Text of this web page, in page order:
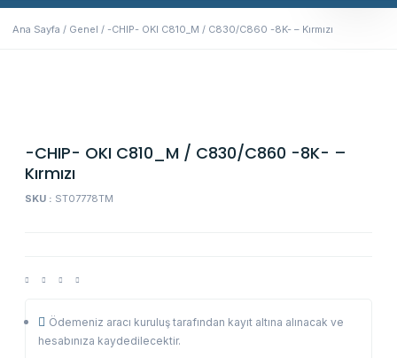
Ana Sayfa / Genel / -CHIP- OKI C810_M / C830/C860 -8K- – Kırmızı
-CHIP- OKI C810_M / C830/C860 -8K- –
Kırmızı
SKU : ST07778TM
Ödemeniz aracı kuruluş tarafından kayıt altına alınacak ve
hesabınıza kaydedilecektir.